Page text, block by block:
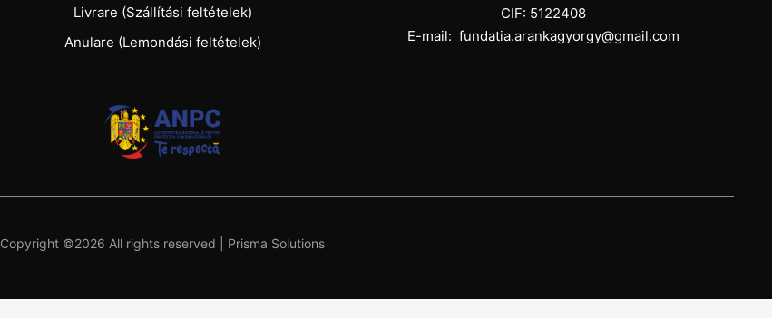
Livrare (Szállítási feltételek)
Anulare (Lemondási feltételek)
CIF: 5122408
E-mail: fundatia.arankagyorgy@gmail.com
Copyright ©2026 All rights reserved | Prisma Solutions